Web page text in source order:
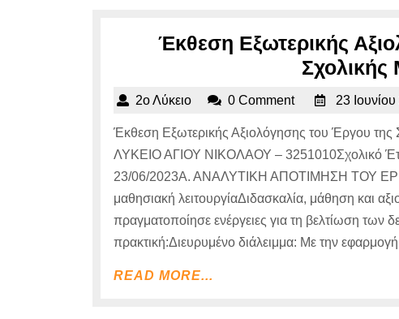
Έκθεση Εξωτερικής
2ο Λύκειο2ο
0 Comment 23
Έκθεση Εξωτερικής Αξιολόγησης του Έργου
ΛΥΚΕΙΟ ΑΓΙΟΥ ΝΙΚΟΛΑΟΥ – 3251010Σχολικό
23/06/2023Α. ΑΝΑΛΥΤΙΚΗ ΑΠΟΤΙΜΗΣΗ ΤΟΥ
μαθησιακή λειτουργίαΔιδασκαλία, μάθηση και
πραγματοποίησε ενέργειες για τη βελτίωση των
πρακτική:Διευρυμένο διάλειμμα: Με την
READ MORE...